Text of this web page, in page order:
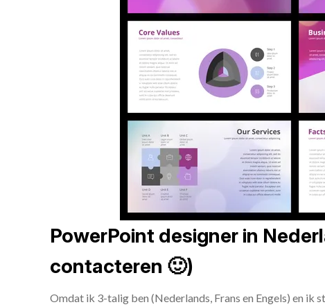
PowerPoint designer in
contacteren 🙂)
Omdat ik 3-talig ben (Nederlands, Frans en Engels) en ik